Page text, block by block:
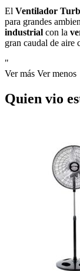
El Ventilador
para grandes
industrial con la
gran caudal de aire
"
Ver más Ver menos
Quien vio